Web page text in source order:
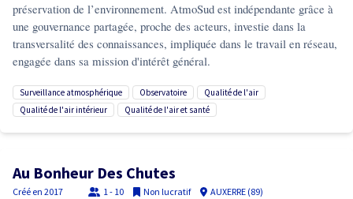
préservation de l’environnement. AtmoSud est indépendante grâce à
une gouvernance partagée, proche des acteurs, investie dans la
transversalité des connaissances, impliquée dans le travail en réseau,
engagée dans sa mission d'intérêt général.
surveillance atmosphérique observatoire
qualité de l'air
qualité de l'air intérieur
qualité de l'air et santé
Au Bonheur Des Chutes
Créé en 2017 1 - 10 Non lucratif
AUXERRE (89)